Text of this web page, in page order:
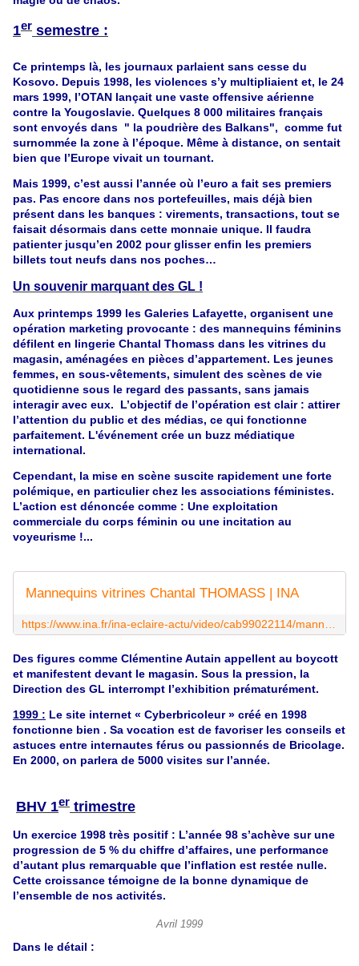
1er semestre :
Ce printemps là, les journaux parlaient sans cesse du
Kosovo. Depuis 1998, les violences s’y multipliaient et, le 24
mars 1999, l’OTAN lançait une vaste offensive aérienne
contre la Yougoslavie. Quelques 8 000 militaires français
sont envoyés dans " la poudrière des Balkans", comme fut
surnommée la zone à l’époque. Même à distance, on sentait
bien que l’Europe vivait un tournant.
Mais 1999, c’est aussi l’année où l’euro a fait ses premiers
pas. Pas encore dans nos portefeuilles, mais déjà bien
présent dans les banques : virements, transactions, tout se
faisait désormais dans cette monnaie unique. Il faudra
patienter jusqu’en 2002 pour glisser enfin les premiers
billets tout neufs dans nos poches…
Un souvenir marquant des GL !
Aux printemps 1999 les Galeries Lafayette, organisent une
opération marketing provocante : des mannequins féminins
défilent en lingerie Chantal Thomass dans les vitrines du
magasin, aménagées en pièces d’appartement. Les jeunes
femmes, en sous-vêtements, simulent des scènes de vie
quotidienne sous le regard des passants, sans jamais
interagir avec eux. L’objectif de l’opération est clair : attirer
l’attention du public et des médias, ce qui fonctionne
parfaitement. L'événement crée un buzz médiatique
international.
Cependant, la mise en scène suscite rapidement une forte
polémique, en particulier chez les associations féministes.
L’action est dénoncée comme : Une exploitation
commerciale du corps féminin ou une incitation au
voyeurisme !...
Mannequins vitrines Chantal THOMASS | INA
Des figures comme Clémentine Autain appellent au boycott
et manifestent devant le magasin. Sous la pression, la
Direction des GL interrompt l’exhibition prématurément.
1999 : Le site internet « Cyberbricoleur » créé en 1998
fonctionne bien . Sa vocation est de favoriser les conseils et
astuces entre internautes férus ou passionnés de Bricolage.
En 2000, on parlera de 5000 visites sur l’année.
BHV 1er trimestre
Un exercice 1998 très positif : L’année 98 s’achève sur une
progression de 5 % du chiffre d’affaires, une performance
d’autant plus remarquable que l’inflation est restée nulle.
Cette croissance témoigne de la bonne dynamique de
l’ensemble de nos activités.
Avril 1999
Dans le détail :